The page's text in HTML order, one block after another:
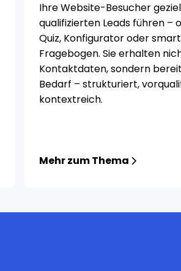
Ihre Website-Besucher
qualifizierten Leads führen –
Quiz, Konfigurator oder
Fragebogen. Sie erhalten
Kontaktdaten, sondern
Bedarf – strukturiert,
kontextreich.
Mehr zum Thema